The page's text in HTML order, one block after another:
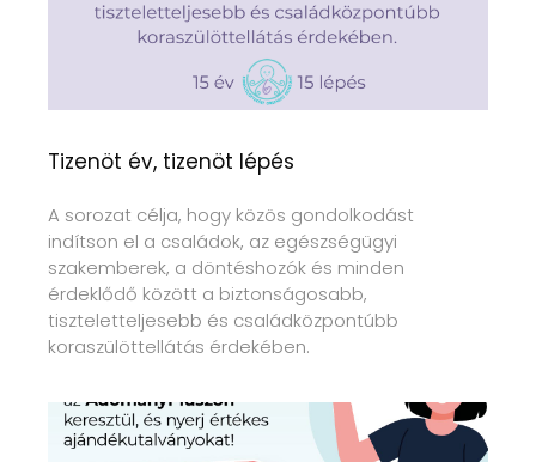
Tizenöt év, tizenöt lépés
A sorozat célja, hogy közös gondolkodást
indítson el a családok, az egészségügyi
szakemberek, a döntéshozók és minden
érdeklődő között a biztonságosabb,
tiszteletteljesebb és családközpontúbb
koraszülöttellátás érdekében.